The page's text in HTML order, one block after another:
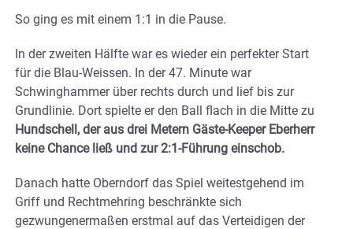
So ging es mit einem 1:1 in die Pause.
In der zweiten Hälfte war es wieder ein perfekter Start
für die Blau-Weissen. In der 47. Minute war
Schwinghammer über rechts durch und lief bis zur
Grundlinie. Dort spielte er den Ball flach in die Mitte zu
Hundschell, der aus drei Metern Gäste-Keeper Eberherr
keine Chance ließ und zur 2:1-Führung einschob.
Danach hatte Oberndorf das Spiel weitestgehend im
Griff und Rechtmehring beschränkte sich
gezwungenermaßen erstmal auf das Verteidigen der